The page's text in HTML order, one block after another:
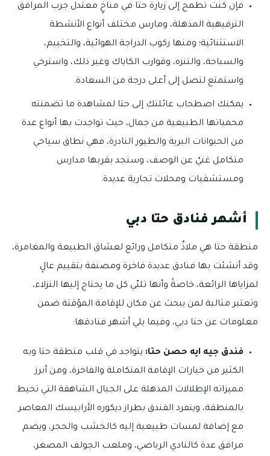
فإن كنت تطمح إلى زيارة حتا في مناخٍ معتدل جرب المرافق
الترفيهية المذهلة، ومارس مختلف أنواع الأنشطة
الاستثنائية؛ ومنها ركوب الدراجة الهوائية، والتخييم،
والسباحة، والتنزه، وقوارب الكاياك وغير ذلك، واسترخي
واستمتع لتصل إلى أعلى درجة من السعادة.
يمكنك اصطحاب عائلتك إلى حتا لمشاهدة ما تضمنته
محمياتها الطبيعية من جمال، حيث تواجدت بها أنواع عدة
من الحيوانات البرية والطيور النادرة، فهي نطاق سياحي
متكامل غنيٌ عن الوصف، وستجد بقربها مدارس
ومستشفيات ومحلات تجارية عديدة.
أشهر فنادق حتا دبي
منطقة حتا هي ملاذٌ متكامل ورائع لعشاق الطبيعة والمغامرة،
وقد أنشئت بها فنادق عديدة فاخرة ومصنفة بتقييم عالٍ
لمزاياها الرائعة، خاصةً وأنها تلبّي كل ما يحتاج إليها النزلاء،
وتعتبر مثالية لمن يبحث عن مكان للإقامة المؤقتة ضمن
معلومات عن حتا دبي، وفيما يلي أشهر فنادقها:
فندق جيه ايه حصن حتا: يتواجد في قلب منطقة حتا وبه
الكثير من خيارات الإقامة المتكاملة والفاخرة، ومن أبرز
مميزاته الإطلالات المذهلة على الجبال الشاهقة التي تحيط
بالمنطقة، وينفرد الفندق بطراز ديكوره الأرابيسك المعاصر
مع إضافة لمسات طبيعية إليه كالخشب والحجر، ويضم
مرافق عدة كالنادي الرياضي، وملعب الجولف المصغر،